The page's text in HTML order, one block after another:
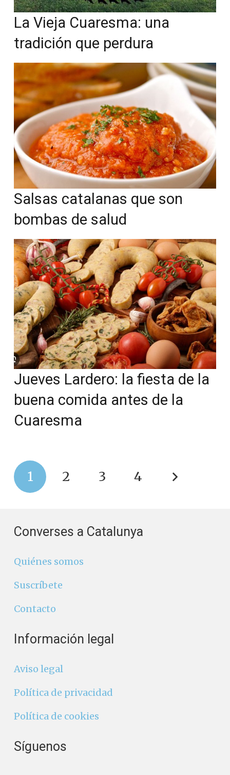
La Vieja Cuaresma: una
tradición que perdura
Salsas catalanas que son
bombas de salud
Jueves Lardero: la fiesta de la
buena comida antes de la
Cuaresma
1 2 3 4
Converses a Catalunya
Quiénes somos
Suscríbete
Contacto
Información legal
Aviso legal
Política de privacidad
Política de cookies
Síguenos